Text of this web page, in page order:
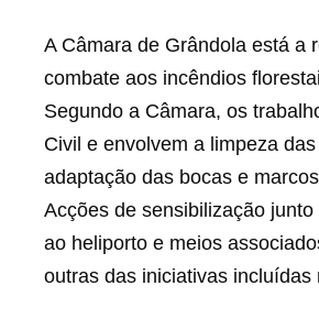
A Câmara de Grândola está a
combate aos incêndios
Segundo a Câmara, os
Civil e envolvem a limpeza
adaptação das bocas e
Acções de sensibilização
ao heliporto e meios
outras das iniciativas incluídas